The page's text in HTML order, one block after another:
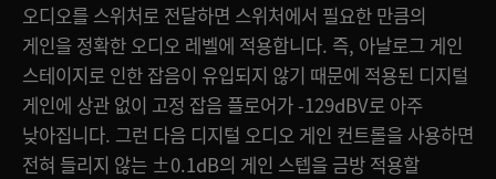
오디오를 스위처로 전달하면 스위처에서 필요한 만큼의
게인을 정확한 오디오 레벨에 적용합니다. 즉, 아날로그 게인
스테이지로 인한 잡음이 유입되지 않기 때문에 적용된 디지털
게인에 상관 없이 고정 잡음 플로어가 -129dBV로 아주
낮아집니다. 그런 다음 디지털 오디오 게인 컨트롤을 사용하면
전혀 들리지 않는 ±0.1dB의 게인 스텝을 금방 적용할